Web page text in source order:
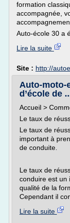
formation
accompagnée,
Auto-école 30 a
Lire la suite
Site : http://
Auto-moto-
d’école de
Accueil >
Le taux de
Le taux de
important à
de conduite.
Le taux de
conduire est un
qualité de la
Cependant il
Lire la suite